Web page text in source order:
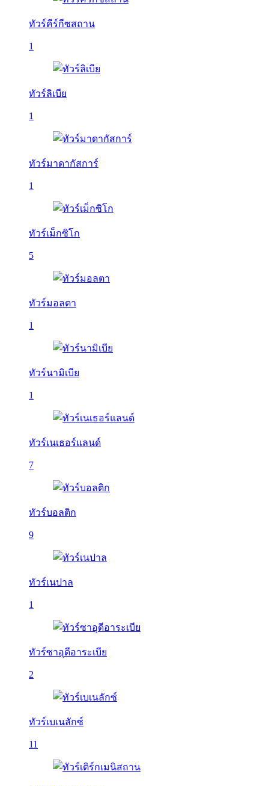
ทัวร์คีร์กีซสถาน
1
ทัวร์ลิเบีย
1
ทัวร์มาดากัสการ์
1
ทัวร์เม็กซิโก
5
ทัวร์มอลตา
1
ทัวร์นามิเบีย
1
ทัวร์เนเธอร์แลนด์
7
ทัวร์บอลติก
9
ทัวร์เนปาล
1
ทัวร์ซาอุดีอาระเบีย
2
ทัวร์เบเนลักซ์
11